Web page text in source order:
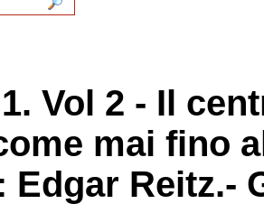
Vol 2 - Il
mai fino
Edgar Reitz.-